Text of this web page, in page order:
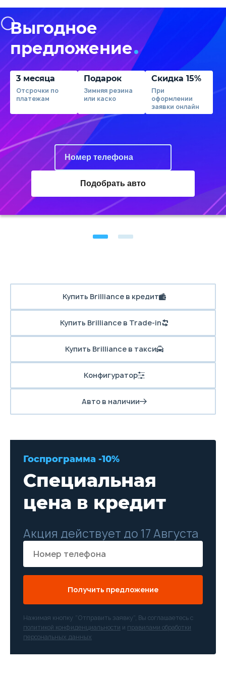
Выгодное
предложение
3 месяца
Отсрочки по
платежам
Подарок
Зимняя резина
или каско
Скидка 15%
При
оформлении
заявки онлайн
Подобрать авто
Купить Brilliance в кредит
Купить Brilliance в Trade-in
Купить Brilliance в такси
Конфигуратор
Авто в наличии
Госпрограмма -10%
Специальная
цена в кредит
Акция действует до 17 Августа
Получить предложение
Нажимая кнопку “Отправить заявку”, Вы соглашаетесь с
политикой конфиденциальности и правилами обработки
персональных данных